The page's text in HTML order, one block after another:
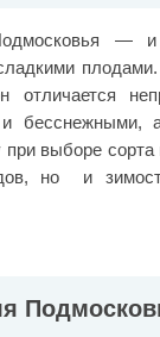
—
плодами.
отличается
выборе сорта
но и